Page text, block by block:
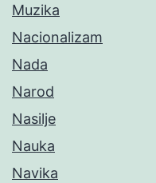
Muzika
Nacionalizam
Nada
Narod
Nasilje
Nauka
Navika